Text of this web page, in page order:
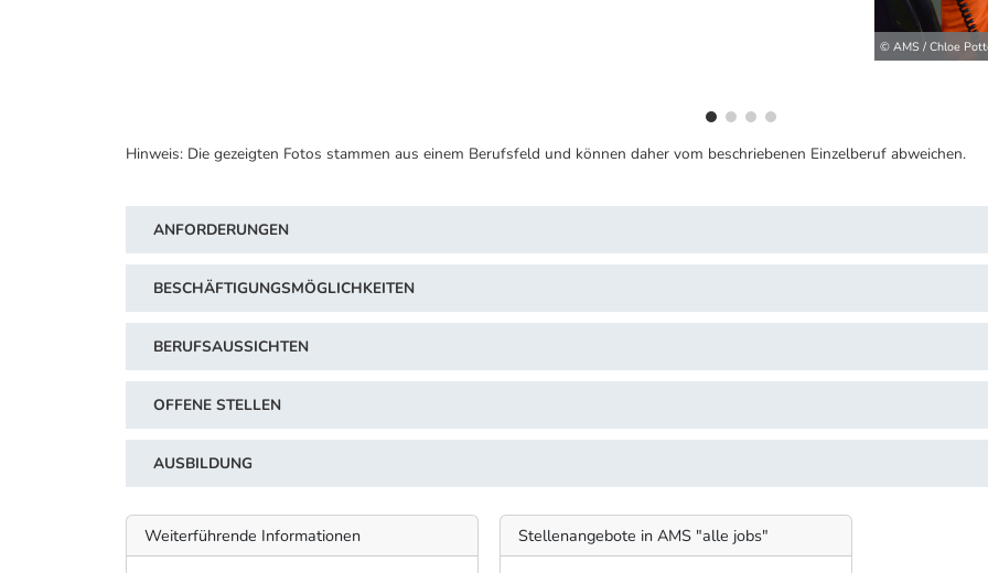
© AMS / Chloe
Hinweis: Die gezeigten Fotos stammen aus einem Berufsfeld und können daher vom beschriebenen Einzelberuf abweichen.
ANFORDERUNGEN
BESCHÄFTIGUNGSMÖGLICHKEITEN
BERUFSAUSSICHTEN
OFFENE STELLEN
AUSBILDUNG
Weiterführende Informationen Stellenangebote in AMS "alle jobs"